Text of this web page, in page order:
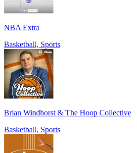
NBA Extra
Basketball, Sports
Brian Windhorst & The Hoop Collective
Basketball, Sports